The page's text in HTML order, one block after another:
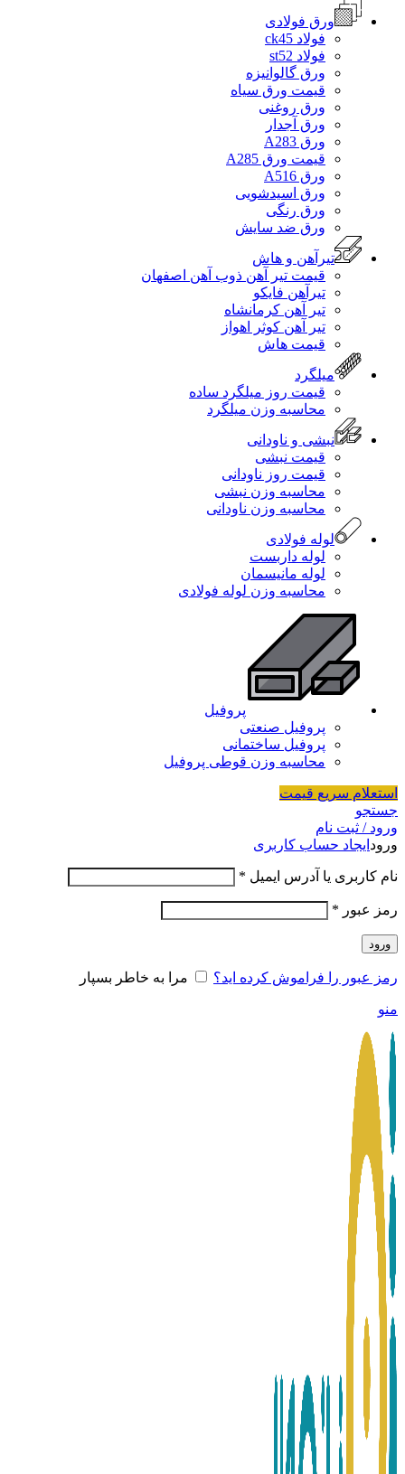
ورق فولادی
فولاد ck45
فولاد st52
ورق گالوانیزه
قیمت ورق سیاه
ورق روغنی
ورق آجدار
ورق A283
قیمت ورق A285
ورق A516
ورق اسیدشویی
ورق رنگی
ورق ضد سایش
تیرآهن و هاش
قیمت تیر آهن ذوب آهن اصفهان
تیرآهن فایکو
تیر آهن کرمانشاه
تیر آهن کوثر اهواز
قیمت هاش
میلگرد
قیمت روز میلگرد ساده
محاسبه وزن میلگرد
نبشی و ناودانی
قیمت نبشی
قیمت روز ناودانی
محاسبه وزن نبشی
محاسبه وزن ناودانی
لوله فولادی
لوله داربست
لوله مانیسمان
محاسبه وزن لوله فولادی
پروفیل
پروفیل صنعتی
پروفیل ساختمانی
محاسبه وزن قوطی پروفیل
استعلام سریع قیمت
جستجو
ورود / ثبت نام
ورود ایجاد حساب کاربری
نام کاربری یا آدرس ایمیل *
رمز عبور *
ورود
رمز عبور را فراموش کرده اید؟ مرا به خاطر بسپار
منو